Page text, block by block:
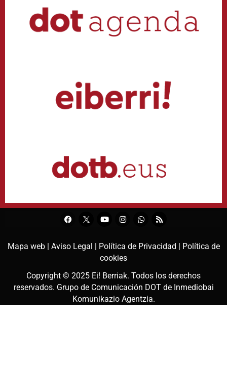
Mapa web | Aviso Legal | Política de Privacidad |
Política de
cookies
Copyright © 2025 Ei! Berriak. Todos los derechos
reservados. Grupo de Comunicación DOT de Inmediobai
Komunikazio Agentzia.